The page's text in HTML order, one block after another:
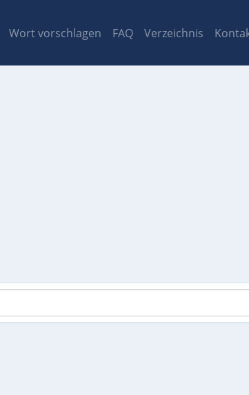
Wort vorschlagen FAQ Verzeichnis